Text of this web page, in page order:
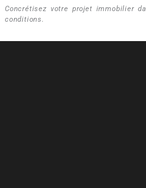
Concrétisez votre projet immobilier
conditions.